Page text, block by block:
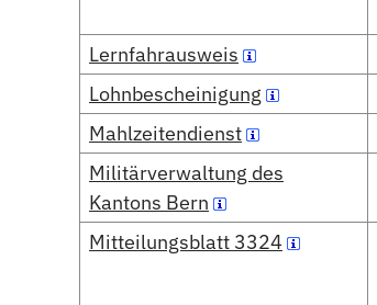
Lernfahrausweis
Lohnbescheinigung
Mahlzeitendienst
Militärverwaltung des
Kantons Bern
Mitteilungsblatt 3324